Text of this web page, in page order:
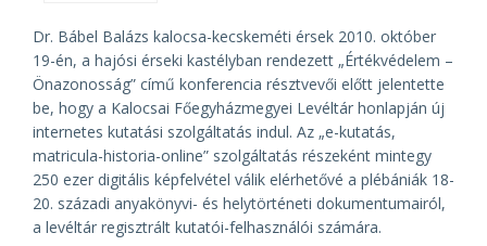
Dr. Bábel Balázs kalocsa-kecskeméti érsek 2010. október
19-én, a hajósi érseki kastélyban rendezett „Értékvédelem –
Önazonosság” című konferencia résztvevői előtt jelentette
be, hogy a Kalocsai Főegyházmegyei Levéltár honlapján új
internetes kutatási szolgáltatás indul. Az „e-kutatás,
matricula-historia-online” szolgáltatás részeként mintegy
250 ezer digitális képfelvétel válik elérhetővé a plébániák 18-
20. századi anyakönyvi- és helytörténeti dokumentumairól,
a levéltár regisztrált kutatói-felhasználói számára.